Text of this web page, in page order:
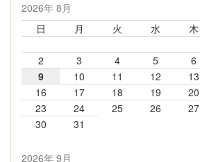
2026年 8月
日
月 火 水 木
2
3 4 5 6
9
10 11 12 13
16
17 18 19 20
23
24 25 26 27
30
31
2026年 9月